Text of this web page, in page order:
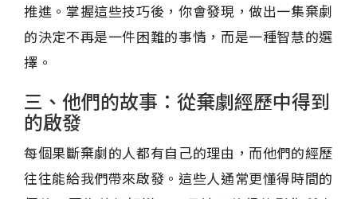
推進。掌握這些技巧後，你會發現，做出一集棄劇
的決定不再是一件困難的事情，而是一種智慧的選
擇。
三、他們的故事：從棄劇經歷中得到
的啟發
每個果斷棄劇的人都有自己的理由，而他們的經歷
往往能給我們帶來啟發。這些人通常更懂得時間的